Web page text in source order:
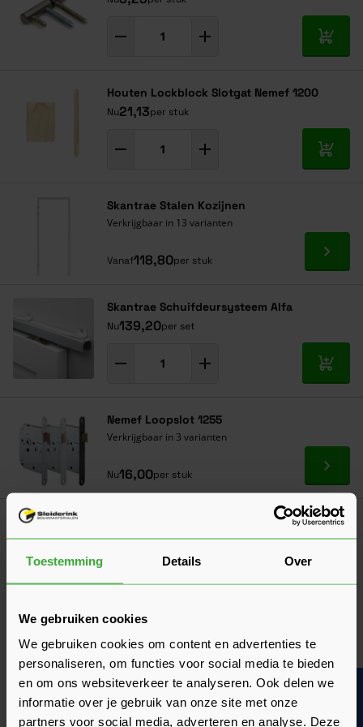
Toestemming Details Over
We gebruiken cookies
We gebruiken cookies om content en advertenties te
personaliseren, om functies voor social media te bieden
en om ons websiteverkeer te analyseren. Ook delen we
informatie over je gebruik van onze site met onze
partners voor social media, adverteren en analyse. Deze
In
Houten Lockblock Slotgat Nemef 1200
Nu21,13per stuk
In
Skantrae Stalen Kozijnen
Verkrijgbaar in 13 varianten
Vanaf118,80per stuk Ga
Skantrae Schuifdeursysteem Alfa
Nu139,20per set
In
Nemef Loopslot 1255
Verkrijgbaar in 3 varianten
Nu16,00per stuk Ga
Klantrecensies
Hier lees je de ervaringen van andere klanten met dit
product. Hun feedback helpt je om een goed beeld te krijgen
review achter, zo help je anderen met jouw mening en
dragen we samen bij aan een nog beter aanbod.
Beoordeling schrijven
Veelgestelde vragen